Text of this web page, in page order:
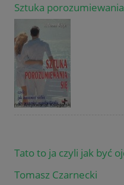
Sztuka
Tato to ja czyli jak być
Tomasz Czarnecki